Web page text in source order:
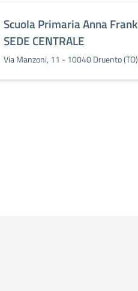
Scuola Primaria Anna Frank
SEDE CENTRALE
Via Manzoni, 11 - 10040 Druento (TO)